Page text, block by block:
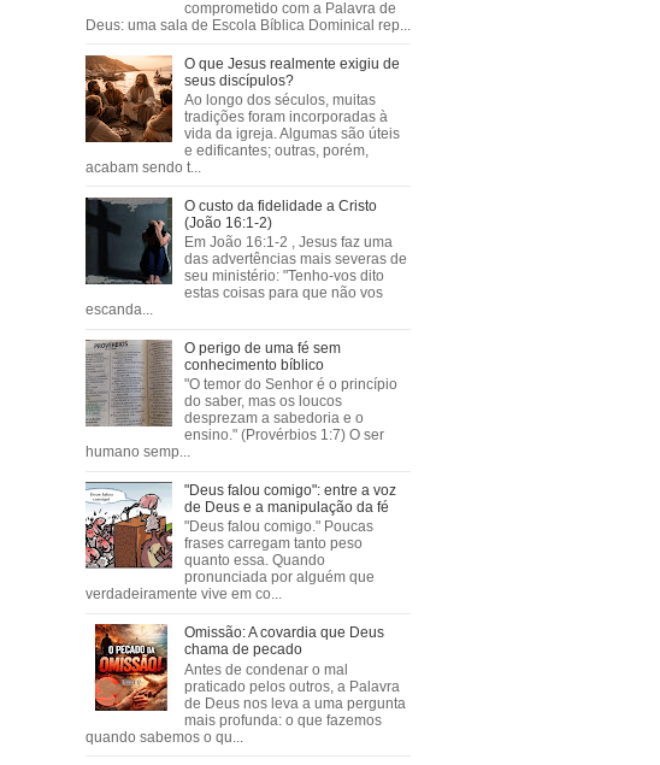
comprometido com a Palavra de
Deus: uma sala de Escola Bíblica Dominical rep...
O que Jesus realmente exigiu de
seus discípulos?
Ao longo dos séculos, muitas
tradições foram incorporadas à
vida da igreja. Algumas são úteis
e edificantes; outras, porém,
acabam sendo t...
O custo da fidelidade a Cristo
(João 16:1-2)
Em João 16:1-2 , Jesus faz uma
das advertências mais severas de
seu ministério: "Tenho-vos dito
estas coisas para que não vos
escanda...
O perigo de uma fé sem
conhecimento bíblico
"O temor do Senhor é o princípio
do saber, mas os loucos
desprezam a sabedoria e o
ensino." (Provérbios 1:7) O ser
humano semp...
"Deus falou comigo": entre a voz
de Deus e a manipulação da fé
"Deus falou comigo." Poucas
frases carregam tanto peso
quanto essa. Quando
pronunciada por alguém que
verdadeiramente vive em co...
Omissão: A covardia que Deus
chama de pecado
Antes de condenar o mal
praticado pelos outros, a Palavra
de Deus nos leva a uma pergunta
mais profunda: o que fazemos
quando sabemos o qu...